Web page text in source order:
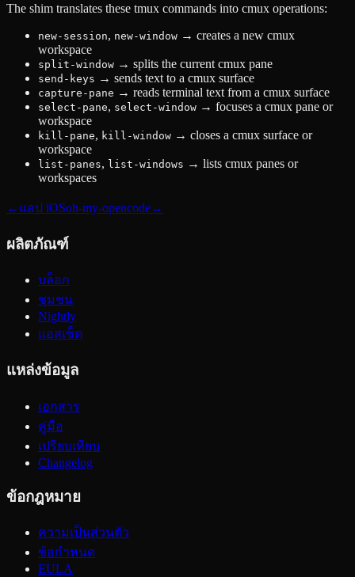
The shim translates these tmux commands into cmux operations:
new-session, new-window → creates a new cmux
workspace
split-window → splits the current cmux pane
send-keys → sends text to a cmux surface
capture-pane → reads terminal text from a cmux surface
select-pane, select-window → focuses a cmux pane or
workspace
kill-pane, kill-window → closes a cmux surface or
workspace
list-panes, list-windows → lists cmux panes or
workspaces
← แอป iOSoh-my-opencode→
ผลิตภัณฑ์
บล็อก
ชุมชน
Nightly
แอสเซ็ต
แหล่งข้อมูล
เอกสาร
คู่มือ
เปรียบเทียบ
Changelog
ข้อกฎหมาย
ความเป็นส่วนตัว
ข้อกำหนด
EULA